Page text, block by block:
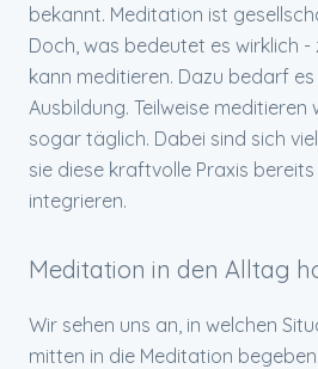
bekannt. Meditation ist
Doch, was bedeutet es wirklich
kann meditieren. Dazu bedarf
Ausbildung. Teilweise
sogar täglich. Dabei sind sich
sie diese kraftvolle Praxis bereits
integrieren.
Meditation in den Alltag
Wir sehen uns an, in welchen
mitten in die Meditation